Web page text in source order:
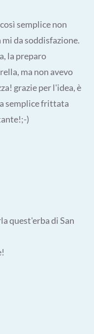
semplice non
mi da soddisfazione.
la preparo
ma non avevo
grazie per l'idea, è
semplice frittata
)
quest'erba di San